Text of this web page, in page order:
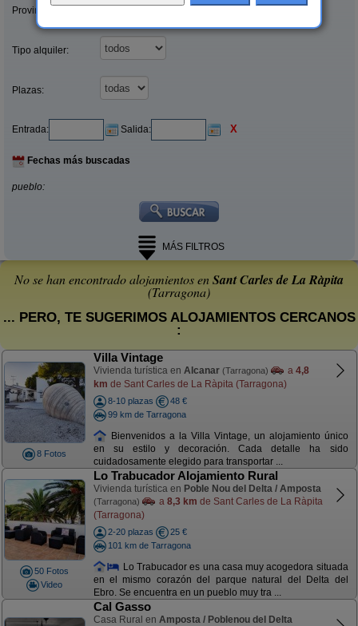
Provincias/Islas:
Tipo alquiler:
Plazas:
Entrada: Salida: X
Fechas más buscadas
pueblo:
MÁS FILTROS
No se han encontrado alojamientos enSant Carles de La Ràpita
(Tarragona)
... PERO, TE SUGERIMOS ALOJAMIENTOS CERCANOS
:
8 Fotos
Villa Vintage
Vivienda turística en Alcanar (Tarragona) a 4,8
km de Sant Carles de La Ràpita (Tarragona)
8-10 plazas
48 €
99 km de Tarragona
Bienvenidos a la Villa Vintage, un alojamiento único
en su estilo y decoración. Cada detalle ha sido
cuidadosamente elegido para transportar ...
50 Fotos
Video
Lo Trabucador Alojamiento Rural
Vivienda turística en Poble Nou del Delta / Amposta
(Tarragona) a 8,3 km de Sant Carles de La Ràpita
(Tarragona)
2-20 plazas
25 €
101 km de Tarragona
Lo Trabucador es una casa muy acogedora situada
en el mismo corazón del parque natural del Delta del
Ebro. Se encuentra en un pueblo muy tra ...
Cal Gasso
Casa Rural en Amposta / Poblenou del Delta